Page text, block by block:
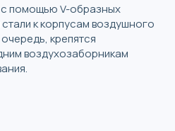
с помощью V-образных
к корпусам воздушного
крепятся
воздухозаборникам